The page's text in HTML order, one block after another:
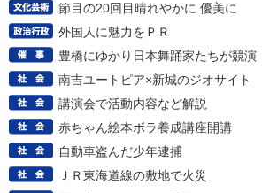
節目の20回目晴れやかに 優美に
外国人に魅力をＰＲ
豊橋にゆかり日本舞踊家たちが競演
南吉ユートピア×新城のジオサイト
講演会で活動内容など解説
赤ちゃん絵本ボラ養成講座開講
自動車盗んだ少年逮捕
ＪＲ東海道線の敷地で火災